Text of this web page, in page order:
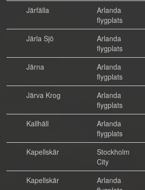
Järfälla
Arlanda
flygplats
Järla Sjö
Arlanda
flygplats
Järna
Arlanda
flygplats
Järva Krog
Arlanda
flygplats
Kallhäll
Arlanda
flygplats
Kapellskär
Stockholm
City
Kapellskär
Arlanda